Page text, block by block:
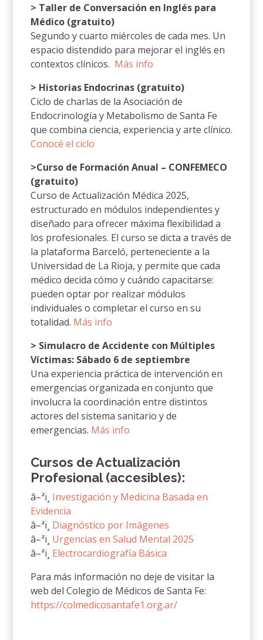
> Taller de Conversación en Inglés para
Médico (gratuito)
Segundo y cuarto miércoles de cada mes. Un
espacio distendido para mejorar el inglés en
contextos clínicos. Más info
> Historias Endocrinas (gratuito)
Ciclo de charlas de la Asociación de
Endocrinología y Metabolismo de Santa Fe
que combina ciencia, experiencia y arte clínico.
Conocé el ciclo
>Curso de Formación Anual – CONFEMECO
(gratuito)
Curso de Actualización Médica 2025,
estructurado en módulos independientes y
diseñado para ofrecer máxima flexibilidad a
los profesionales. El curso se dicta a través de
la plataforma Barceló, perteneciente a la
Universidad de La Rioja, y permite que cada
médico decida cómo y cuándo capacitarse:
pueden optar por realizar módulos
individuales o completar el curso en su
totalidad. Más info
> Simulacro de Accidente con Múltiples
Víctimas: Sábado 6 de septiembre
Una experiencia práctica de intervención en
emergencias organizada en conjunto que
involucra la coordinación entre distintos
actores del sistema sanitario y de
emergencias. Más info
Cursos de Actualización
Profesional (accesibles):
â–ªï¸ Investigación y Medicina Basada en
Evidencia
â–ªï¸ Diagnóstico por Imágenes
â–ªï¸ Urgencias en Salud Mental 2025
â–ªï¸ Electrocardiografía Básica
Para más información no deje de visitar la
web del Colegio de Médicos de Santa Fe:
https://colmedicosantafe1.org.ar/